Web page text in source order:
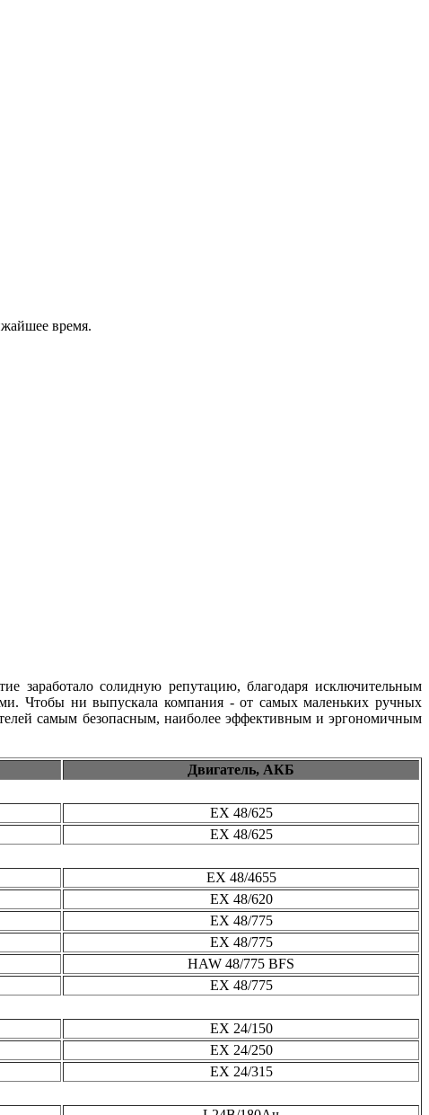
время.
заработало солидную репутацию, благодаря исключительным
Чтобы ни выпускала компания - от самых маленьких ручных
самым безопасным, наиболее эффективным и эргономичным
Двигатель, АКБ
EX 48/625
EX 48/625
EX 48/4655
ЕХ 48/620
EX 48/775
EX 48/775
HAW 48/775 BFS
EX 48/775
EX 24/150
EX 24/250
EX 24/315